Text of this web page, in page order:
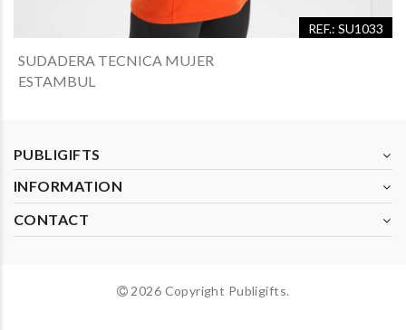
REF.: SU1033
SUDADERA TECNICA MUJER
ESTAMBUL
PUBLIGIFTS
INFORMATION
CONTACT
2026 Copyright Publigifts.